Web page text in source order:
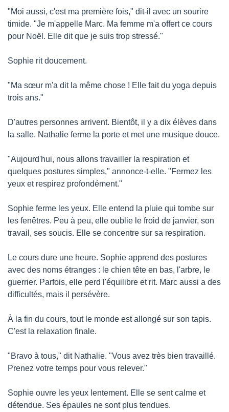
"Moi aussi, c'est ma première fois," dit-il avec un sourire
timide. "Je m'appelle Marc. Ma femme m'a offert ce cours
pour Noël. Elle dit que je suis trop stressé."
Sophie rit doucement.
"Ma sœur m'a dit la même chose ! Elle fait du yoga depuis
trois ans."
D'autres personnes arrivent. Bientôt, il y a dix élèves dans
la salle. Nathalie ferme la porte et met une musique douce.
"Aujourd'hui, nous allons travailler la respiration et
quelques postures simples," annonce-t-elle. "Fermez les
yeux et respirez profondément."
Sophie ferme les yeux. Elle entend la pluie qui tombe sur
les fenêtres. Peu à peu, elle oublie le froid de janvier, son
travail, ses soucis. Elle se concentre sur sa respiration.
Le cours dure une heure. Sophie apprend des postures
avec des noms étranges : le chien tête en bas, l'arbre, le
guerrier. Parfois, elle perd l'équilibre et rit. Marc aussi a des
difficultés, mais il persévère.
À la fin du cours, tout le monde est allongé sur son tapis.
C'est la relaxation finale.
"Bravo à tous," dit Nathalie. "Vous avez très bien travaillé.
Prenez votre temps pour vous relever."
Sophie ouvre les yeux lentement. Elle se sent calme et
détendue. Ses épaules ne sont plus tendues.